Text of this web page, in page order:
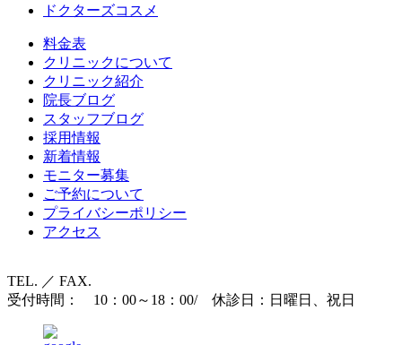
ドクターズコスメ
料金表
クリニックについて
クリニック紹介
院長ブログ
スタッフブログ
採用情報
新着情報
モニター募集
ご予約について
プライバシーポリシー
アクセス
TEL. ／ FAX.
受付時間： 10：00～18：00/ 休診日：日曜日、祝日